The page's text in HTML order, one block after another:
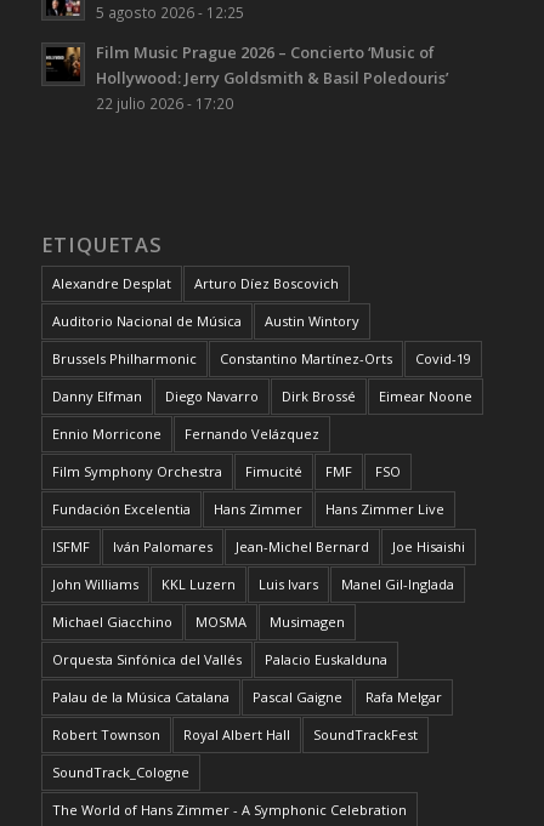
5 agosto 2026 - 12:25
Film Music Prague 2026 – Concierto ‘Music of
Hollywood: Jerry Goldsmith & Basil Poledouris’
22 julio 2026 - 17:20
ETIQUETAS
Alexandre Desplat Arturo Díez Boscovich
Auditorio Nacional de Música Austin Wintory
Brussels Philharmonic Constantino Martínez-Orts Covid-19
Danny Elfman Diego Navarro Dirk Brossé Eimear Noone
Ennio Morricone Fernando Velázquez
Film Symphony Orchestra Fimucité FMF FSO
Fundación Excelentia Hans Zimmer Hans Zimmer Live
ISFMF Iván Palomares Jean-Michel Bernard Joe Hisaishi
John Williams KKL Luzern Luis Ivars Manel Gil-Inglada
Michael Giacchino MOSMA Musimagen
Orquesta Sinfónica del Vallés Palacio Euskalduna
Palau de la Música Catalana Pascal Gaigne Rafa Melgar
Robert Townson Royal Albert Hall SoundTrackFest
SoundTrack_Cologne
The World of Hans Zimmer - A Symphonic Celebration